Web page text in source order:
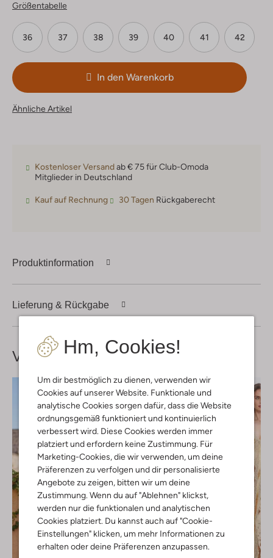
Hm, Cookies!
Um dir bestmöglich zu dienen, verwenden wir
Cookies auf unserer Website. Funktionale und
analytische Cookies sorgen dafür, dass die Website
ordnungsgemäß funktioniert und kontinuierlich
verbessert wird. Diese Cookies werden immer
platziert und erfordern keine Zustimmung. Für
Marketing-Cookies, die wir verwenden, um deine
Präferenzen zu verfolgen und dir personalisierte
Angebote zu zeigen, bitten wir um deine
Zustimmung. Wenn du auf "Ablehnen" klickst,
werden nur die funktionalen und analytischen
Cookies platziert. Du kannst auch auf "Cookie-
Einstellungen" klicken, um mehr Informationen zu
erhalten oder deine Präferenzen anzupassen.
Größentabelle
36 37 38 39 40 41 42
In den Warenkorb
Ähnliche Artikel
Kostenloser Versandab € 75 für Club-Omoda
Mitglieder in Deutschland
Kauf auf Rechnung 30 Tagen Rückgaberecht
Produktinformation
Lieferung & Rückgabe
Vervollständige deinenLook